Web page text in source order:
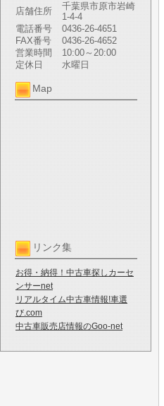
店舗住所
千葉県市原市岩崎
1-4-4
電話番号
0436-26-4651
FAX番号
0436-26-4652
営業時間
10:00～20:00
定休日
水曜日
Map
リンク集
お得・納得！中古車探しカーセ
ンサーnet
リアルタイム中古車情報!車選
び.com
中古車販売店情報のGoo-net